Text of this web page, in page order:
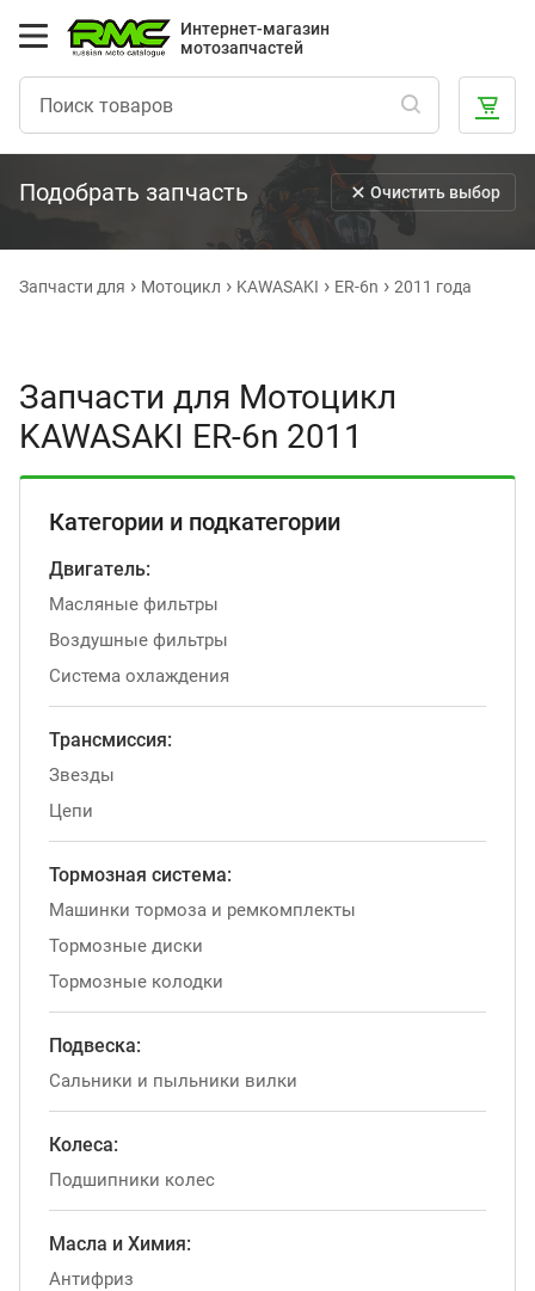
Интернет-магазин
мотозапчастей
Подобрать запчасть Очистить выбор
Запчасти для Мотоцикл KAWASAKI ER-6n 2011 года
Запчасти для Мотоцикл
KAWASAKI ER-6n 2011
Категории и подкатегории
Двигатель:
Масляные фильтры
Воздушные фильтры
Система охлаждения
Трансмиссия:
Звезды
Цепи
Тормозная система:
Машинки тормоза и ремкомплекты
Тормозные диски
Тормозные колодки
Подвеска:
Сальники и пыльники вилки
Колеса:
Подшипники колес
Масла и Химия:
Антифриз